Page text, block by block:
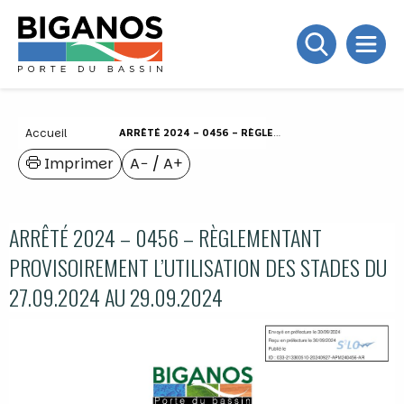
Accueil ARRÊTÉ 2024 – 0456 – RÈGLEMENTANT PROVISOIREMENT L’UTILISATION DES STADES DU 27.09.2024 AU 29.09.2024
A− / A+
Imprimer
ARRÊTÉ 2024 – 0456 – RÈGLEMENTANT
PROVISOIREMENT L’UTILISATION DES STADES DU
27.09.2024 AU 29.09.2024